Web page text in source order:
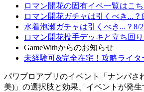
ロマン開花の固有イベ一覧はこち
ロマン開花ガチャは引くべき...？
水着泡瀬ガチャは引くべき...？8/2
ロマン開花投手デッキと立ち回
GameWithからのお知らせ
未経験可&完全在宅！攻略ライタ
パワプロアプリのイベント「ナンパさ
美)」の選択肢と効果、イベントが発生